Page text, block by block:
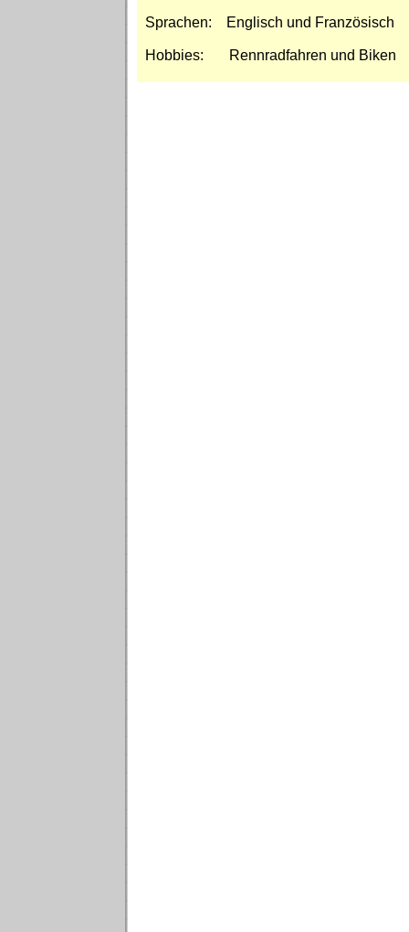
Sprachen: Englisch und Französisch
Hobbies: Rennradfahren und Biken